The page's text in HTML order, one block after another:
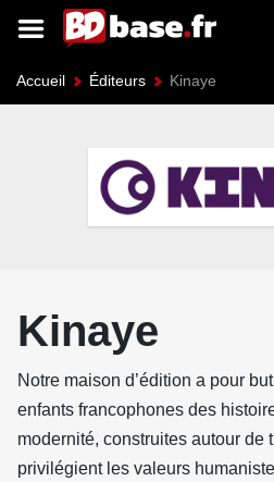
Accueil Éditeurs Kinaye
Kinaye
Notre maison d’édition a pour
enfants francophones des
modernité, construites autour de
privilégient les valeurs